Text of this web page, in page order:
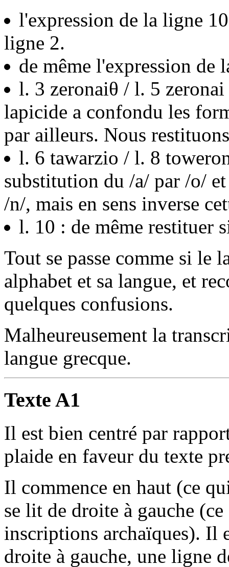
l'expression de la ligne
ligne 2.
de même l'expression de
l. 3 zeronaiθ / l. 5
lapicide a confondu les
par ailleurs. Nous
l. 6 tawarzio / l. 8
substitution du /a/ par /o/
/n/, mais en sens inverse
l. 10 : de même restituer
Tout se passe comme si le
alphabet et sa langue, et
quelques confusions.
Malheureusement la
langue grecque.
Texte A1
Il est bien centré par
plaide en faveur du texte
Il commence en haut (ce
se lit de droite à gauche
inscriptions archaïques). Il
droite à gauche, une ligne